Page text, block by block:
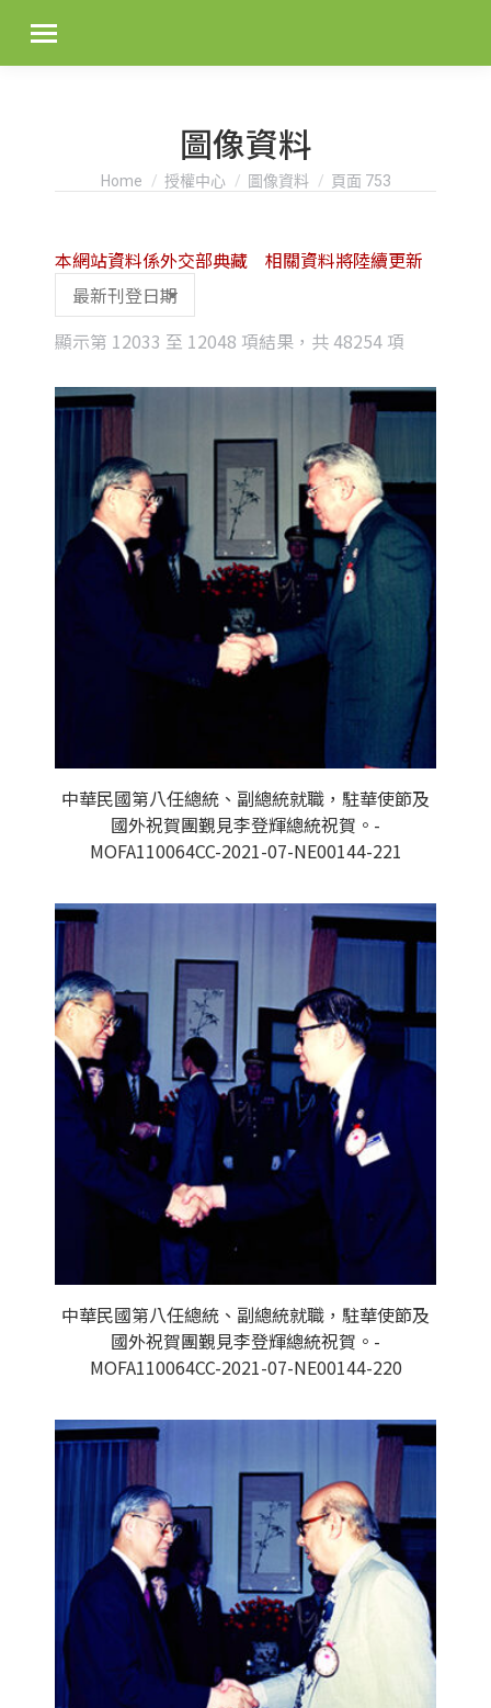
圖像資料
You are here:
Home 授權中心 圖像資料 頁面 753
顯示第 12033 至 12048 項結果，共 48254 項
latest
本網站資料係外交部典藏 相關資料將陸續更新
中華民國第八任總統、副總統就職，駐華使節及
國外祝賀團覲見李登輝總統祝賀。-
MOFA110064CC-2021-07-NE00144-221
中華民國第八任總統、副總統就職，駐華使節及
國外祝賀團覲見李登輝總統祝賀。-
MOFA110064CC-2021-07-NE00144-220